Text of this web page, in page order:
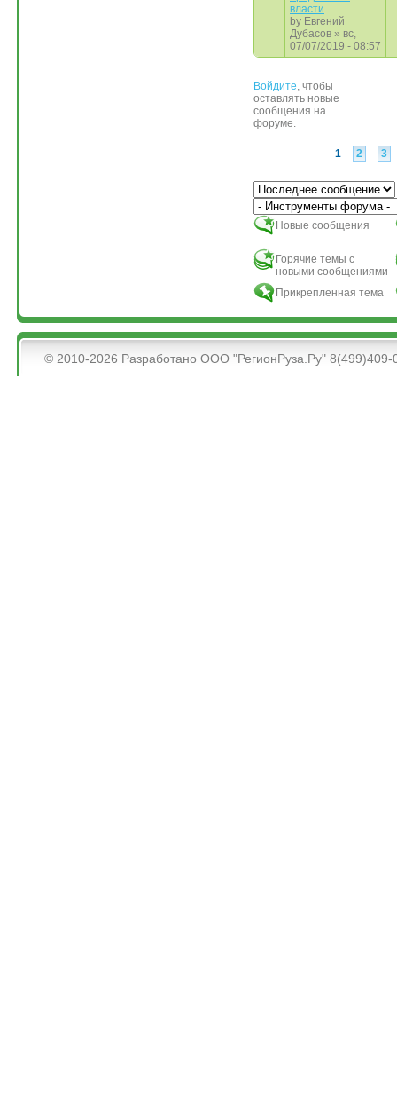
власти
by Евгений
Дубасов » вс,
07/07/2019 - 08:57
Войдите, чтобы
оставлять новые
сообщения на
форуме.
Страницы
1 2 3
Сортировка по
Новые сообщения
Горячие темы с
новыми сообщениями
Прикрепленная тема
&bsps;
© 2010-2026 Разработано ООО "РегионРуза.Ру" 8(499)409-